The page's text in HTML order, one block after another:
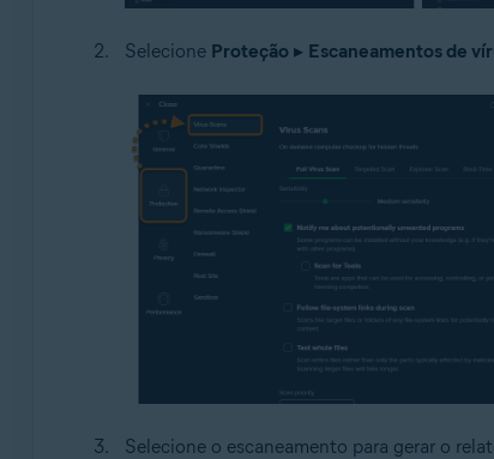
Selecione Proteção ▸ Escaneamentos de
Selecione o escaneamento para gerar o